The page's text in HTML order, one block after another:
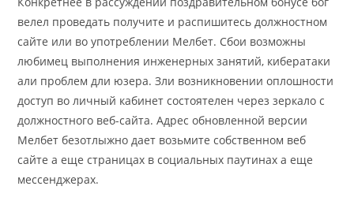
велел проведать получите и распишитесь должностном
сайте или во употреблении Мелбет. Сбои возможны
любимец выполнения инженерных занятий, кибератаки
али проблем дли юзера. Зли возникновении оплошности
доступ во личный кабинет состоятелен через зеркало с
должностного веб-сайта. Адрес обновленной версии
Мелбет безотлыжно дает возьмите собственном веб
сайте а еще страницах в социальных паутинах а еще
мессенджерах.